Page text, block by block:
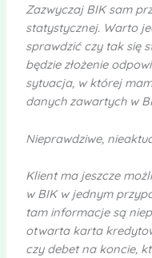
Zazwyczaj BIK sam
statystycznej. Warto
sprawdzić czy tak się
będzie złożenie
sytuacja, w której
danych zawartych w
Nieprawdziwe,
Klient ma jeszcze
w BIK w jednym
tam informacje są
otwarta karta
czy debet na koncie,